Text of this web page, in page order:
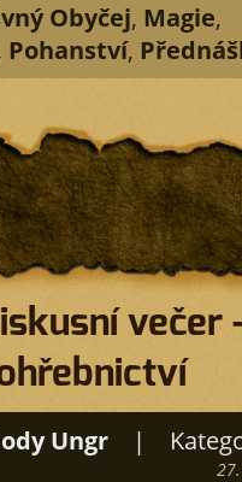
Obyčej, Magie,
Pohanství,
večer
Ungr |